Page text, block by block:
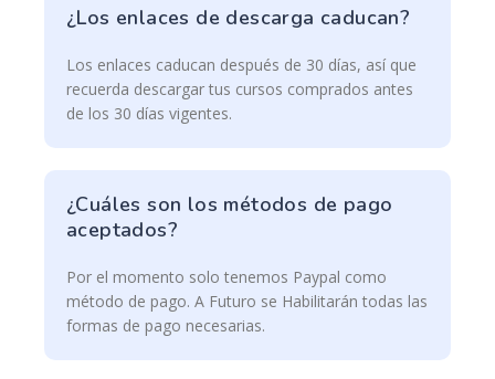
¿Los enlaces de descarga caducan?
Los enlaces caducan después de 30 días, así que
recuerda descargar tus cursos comprados antes
de los 30 días vigentes.
¿Cuáles son los métodos de pago
aceptados?
Por el momento solo tenemos Paypal como
método de pago. A Futuro se Habilitarán todas las
formas de pago necesarias.